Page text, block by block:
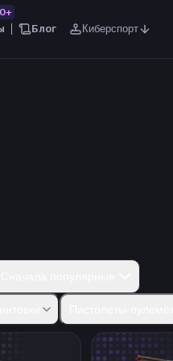
Блог Киберспорт
9CZ75-AutoDual Berettas